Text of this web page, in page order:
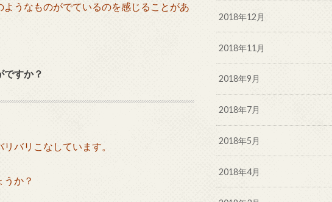
うなものがでているのを感じることがあ
ですか？
バリこなしています。
うか？
2018年12月
2018年11月
2018年9月
2018年7月
2018年5月
2018年4月